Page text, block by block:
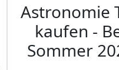
Astronomie
kaufen -
Sommer